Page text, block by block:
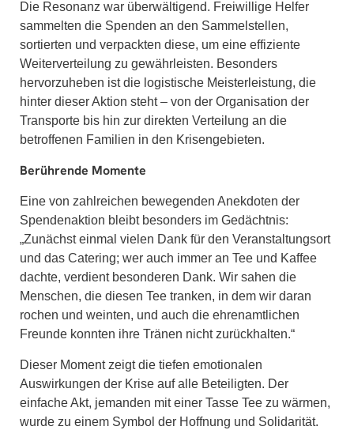
Die Resonanz war überwältigend. Freiwillige Helfer
sammelten die Spenden an den Sammelstellen,
sortierten und verpackten diese, um eine effiziente
Weiterverteilung zu gewährleisten. Besonders
hervorzuheben ist die logistische Meisterleistung, die
hinter dieser Aktion steht – von der Organisation der
Transporte bis hin zur direkten Verteilung an die
betroffenen Familien in den Krisengebieten.
Berührende Momente
Eine von zahlreichen bewegenden Anekdoten der
Spendenaktion bleibt besonders im Gedächtnis:
„Zunächst einmal vielen Dank für den Veranstaltungsort
und das Catering; wer auch immer an Tee und Kaffee
dachte, verdient besonderen Dank. Wir sahen die
Menschen, die diesen Tee tranken, in dem wir daran
rochen und weinten, und auch die ehrenamtlichen
Freunde konnten ihre Tränen nicht zurückhalten.“
Dieser Moment zeigt die tiefen emotionalen
Auswirkungen der Krise auf alle Beteiligten. Der
einfache Akt, jemanden mit einer Tasse Tee zu wärmen,
wurde zu einem Symbol der Hoffnung und Solidarität.